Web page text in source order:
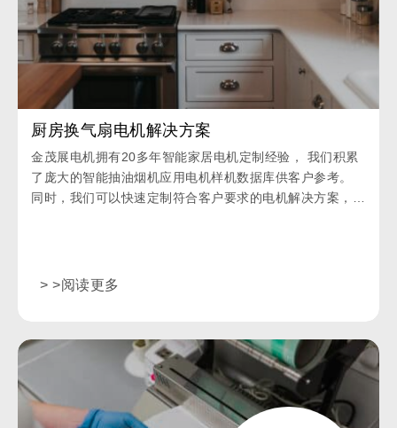
厨房换气扇电机解决方案
金茂展电机拥有20多年智能家居电机定制经验， 我们积累
了庞大的智能抽油烟机应用电机样机数据库供客户参考。
同时，我们可以快速定制符合客户要求的电机解决方案，是
> >阅读更多